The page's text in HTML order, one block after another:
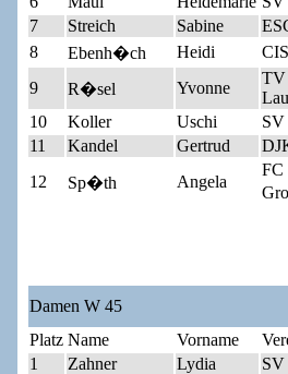
7
Streich Sabine
8
Ebenh�ch Heidi
9
R�sel Yvonne
TV
10
Koller Uschi
SV
11
Kandel Gertrud
12
Sp�th Angela
FC
Damen W 45
Platz Name Vorname
1
Zahner Lydia
SV